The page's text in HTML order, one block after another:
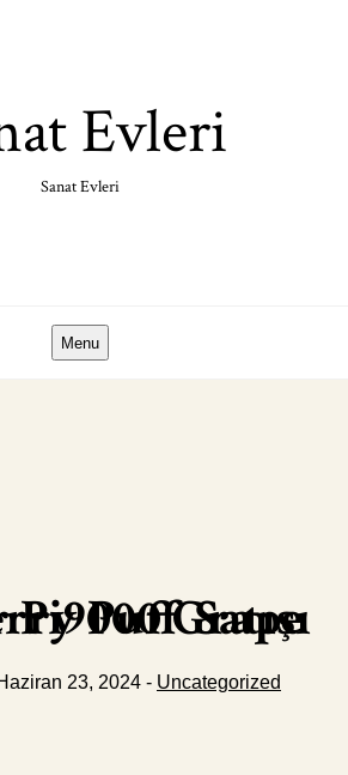
Evleri
Sanat Evleri
Menu
Raspberry Puff Satışı
23, 2024 - Uncategorized